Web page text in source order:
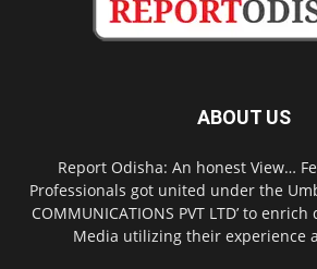
ABOUT US
Report Odisha: An honest View…
Professionals got united under the
COMMUNICATIONS PVT LTD’ to
Media utilizing their experience